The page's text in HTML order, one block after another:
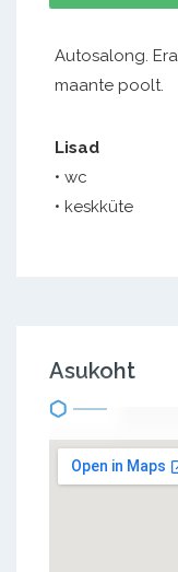
Autosalong.
maante poolt.
Lisad
• wc
• keskküte
Asukoht